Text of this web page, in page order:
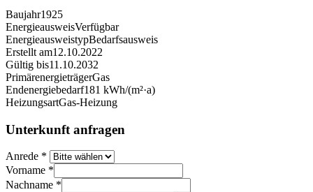
Baujahr1925
EnergieausweisVerfügbar
Energie­ausweistypBedarfsausweis
Erstellt am12.10.2022
Gültig bis11.10.2032
PrimärenergieträgerGas
Endenergiebedarf181 kWh/(m²·a)
HeizungsartGas-Heizung
Unterkunft anfragen
Anrede *
Vorname *
Nachname *